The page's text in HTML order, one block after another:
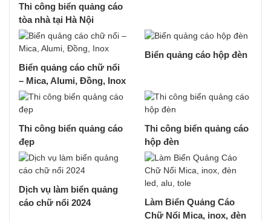
Thi công biển quảng cáo
tòa nhà tại Hà Nội
Biển quảng cáo chữ nổi
– Mica, Alumi, Đồng, Inox
Biển quảng cáo hộp đèn
Thi công biển quảng cáo
đẹp
Thi công biển quảng cáo
hộp đèn
Dịch vụ làm biển quảng
cáo chữ nổi 2024
Làm Biển Quảng Cáo
Chữ Nổi Mica, inox, đèn